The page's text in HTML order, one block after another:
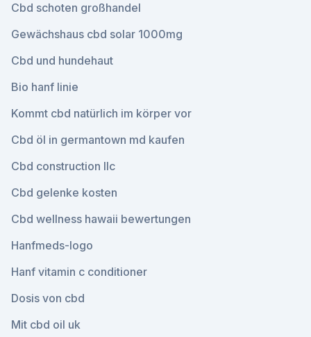
Cbd schoten großhandel
Gewächshaus cbd solar 1000mg
Cbd und hundehaut
Bio hanf linie
Kommt cbd natürlich im körper vor
Cbd öl in germantown md kaufen
Cbd construction llc
Cbd gelenke kosten
Cbd wellness hawaii bewertungen
Hanfmeds-logo
Hanf vitamin c conditioner
Dosis von cbd
Mit cbd oil uk